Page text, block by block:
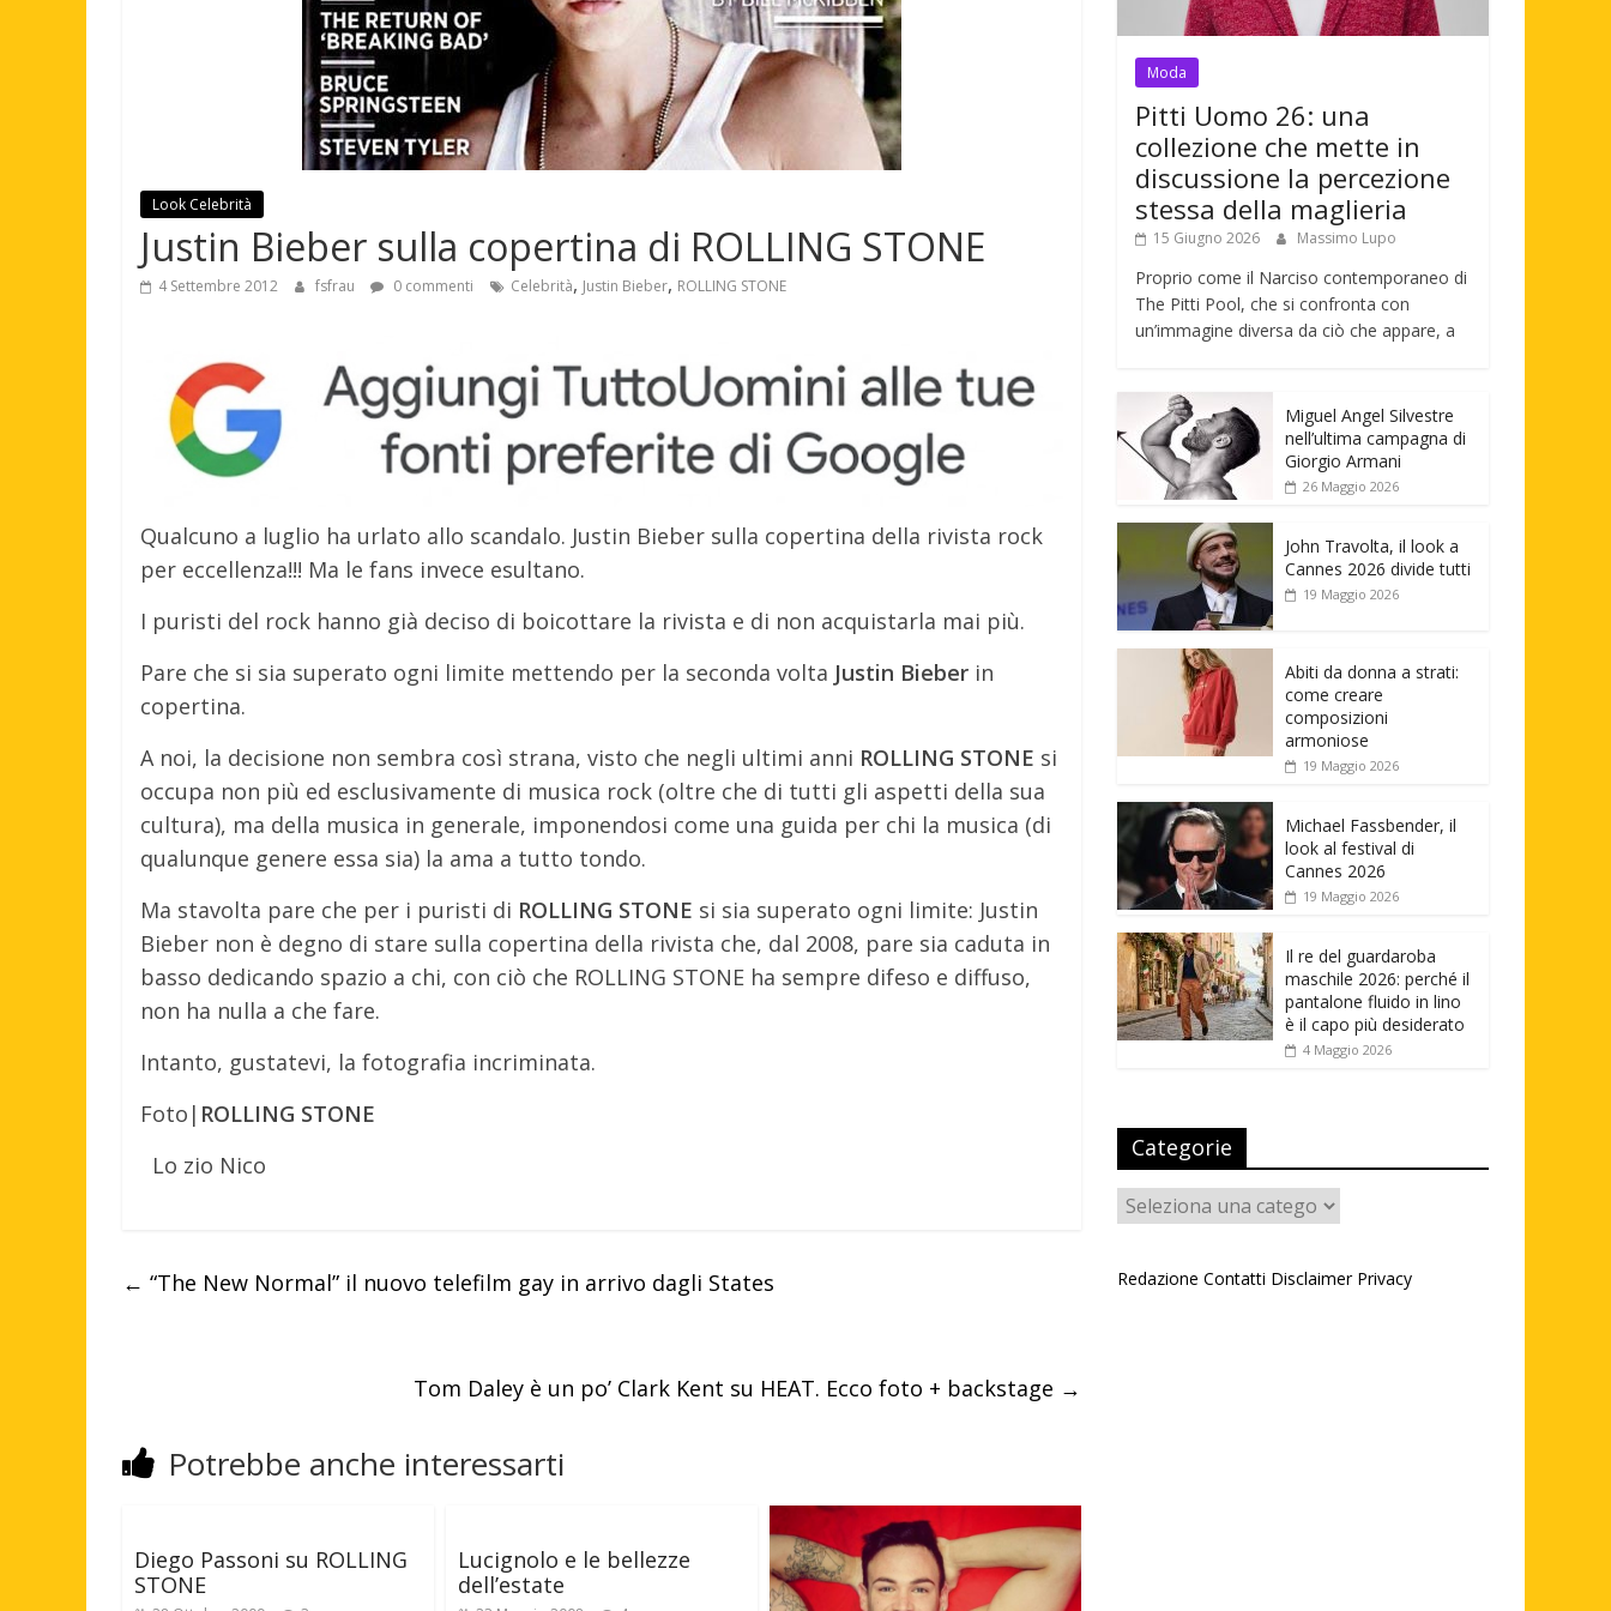
Look Celebrità
Justin Bieber sulla copertina di ROLLING STONE
4 Settembre 2012 fsfrau 0 commenti Celebrità, Justin Bieber, ROLLING STONE
Qualcuno a luglio ha urlato allo scandalo. Justin Bieber sulla copertina della rivista rock
per eccellenza!!! Ma le fans invece esultano.
I puristi del rock hanno già deciso di boicottare la rivista e di non acquistarla mai più.
Pare che si sia superato ogni limite mettendo per la seconda volta Justin Bieber in
copertina.
A noi, la decisione non sembra così strana, visto che negli ultimi anni ROLLING STONE si
occupa non più ed esclusivamente di musica rock (oltre che di tutti gli aspetti della sua
cultura), ma della musica in generale, imponendosi come una guida per chi la musica (di
qualunque genere essa sia) la ama a tutto tondo.
Ma stavolta pare che per i puristi di ROLLING STONE si sia superato ogni limite: Justin
Bieber non è degno di stare sulla copertina della rivista che, dal 2008, pare sia caduta in
basso dedicando spazio a chi, con ciò che ROLLING STONE ha sempre difeso e diffuso,
non ha nulla a che fare.
Intanto, gustatevi, la fotografia incriminata.
Foto| ROLLING STONE
Lo zio Nico
← “The New Normal” il nuovo telefilm gay in arrivo dagli States
Tom Daley è un po’ Clark Kent su HEAT. Ecco foto + backstage →
Potrebbe anche interessarti
Diego Passoni su ROLLING
STONE
Lucignolo e le bellezze
dell’estate
Moda
Pitti Uomo 26: una
collezione che mette in
discussione la percezione
stessa della maglieria
15 Giugno 2026 Massimo Lupo
Proprio come il Narciso contemporaneo di
The Pitti Pool, che si confronta con
un’immagine diversa da ciò che appare, a
Miguel Angel Silvestre
nell’ultima campagna di
Giorgio Armani
26 Maggio 2026
John Travolta, il look a
Cannes 2026 divide tutti
19 Maggio 2026
Abiti da donna a strati:
come creare
composizioni
armoniose
19 Maggio 2026
Michael Fassbender, il
look al festival di
Cannes 2026
19 Maggio 2026
Il re del guardaroba
maschile 2026: perché il
pantalone fluido in lino
è il capo più desiderato
4 Maggio 2026
Categorie
Categorie
Redazione Contatti Disclaimer Privacy